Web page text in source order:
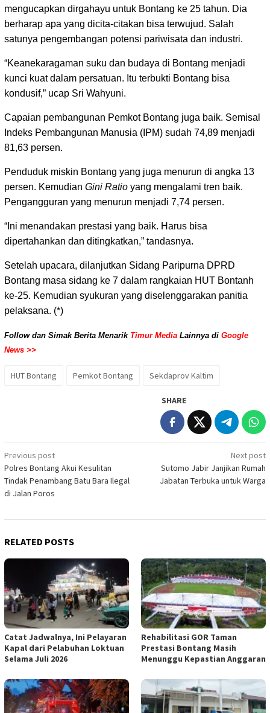
mengucapkan dirgahayu untuk Bontang ke 25 tahun. Dia
berharap apa yang dicita-citakan bisa terwujud. Salah
satunya pengembangan potensi pariwisata dan industri.
“Keanekaragaman suku dan budaya di Bontang menjadi
kunci kuat dalam persatuan. Itu terbukti Bontang bisa
kondusif,” ucap Sri Wahyuni.
Capaian pembangunan Pemkot Bontang juga baik. Semisal
Indeks Pembangunan Manusia (IPM) sudah 74,89 menjadi
81,63 persen.
Penduduk miskin Bontang yang juga menurun di angka 13
persen. Kemudian Gini Ratio yang mengalami tren baik.
Pengangguran yang menurun menjadi 7,74 persen.
“Ini menandakan prestasi yang baik. Harus bisa
dipertahankan dan ditingkatkan,” tandasnya.
Setelah upacara, dilanjutkan Sidang Paripurna DPRD
Bontang masa sidang ke 7 dalam rangkaian HUT Bontanh
ke-25. Kemudian syukuran yang diselenggarakan panitia
pelaksana. (*)
Follow dan Simak Berita Menarik Timur Media Lainnya di Google
News >>
HUT Bontang Pemkot Bontang Sekdaprov Kaltim
SHARE
Post
navigation
Previous post
Polres Bontang Akui Kesulitan
Tindak Penambang Batu Bara Ilegal
di Jalan Poros
Next post
Sutomo Jabir Janjikan Rumah
Jabatan Terbuka untuk Warga
RELATED POSTS
Catat Jadwalnya, Ini Pelayaran
Kapal dari Pelabuhan Loktuan
Selama Juli 2026
Rehabilitasi GOR Taman
Prestasi Bontang Masih
Menunggu Kepastian Anggaran